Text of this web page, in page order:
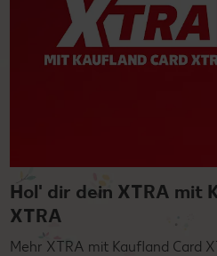
Hol' dir dein XTRA mit
XTRA
Mehr XTRA mit Kaufland Card